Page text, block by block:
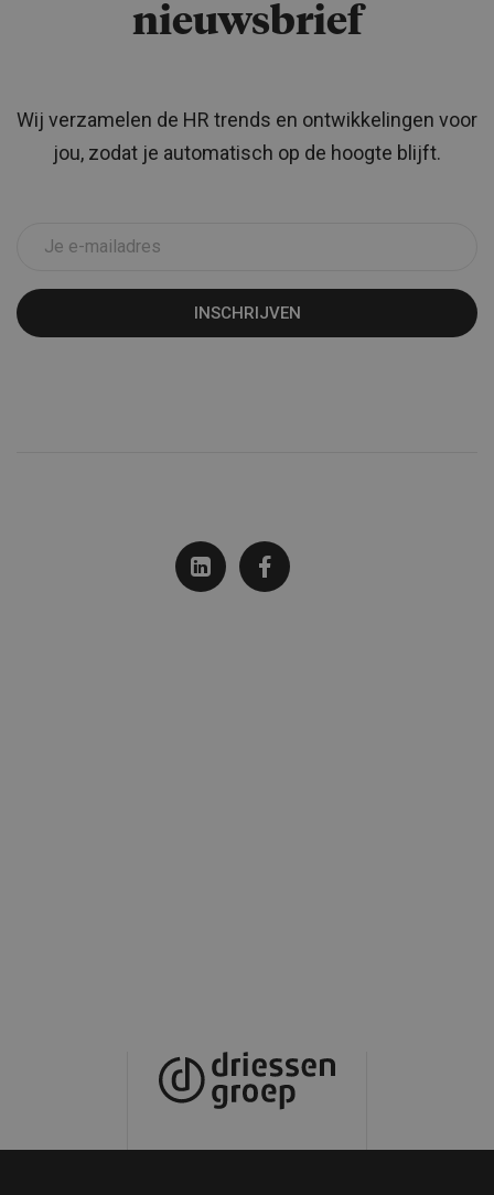
nieuwsbrief
Wij verzamelen de HR trends en ontwikkelingen voor
jou, zodat je automatisch op de hoogte blijft.